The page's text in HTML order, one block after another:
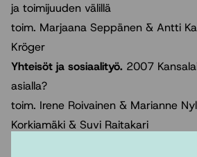
ja toimijuuden välillä
toim. Marjaana Seppänen & Antti
Kröger
Yhteisöt ja sosiaalityö. 2007
asialla?
toim. Irene Roivainen & Marianne
Korkiamäki & Suvi Raitakari